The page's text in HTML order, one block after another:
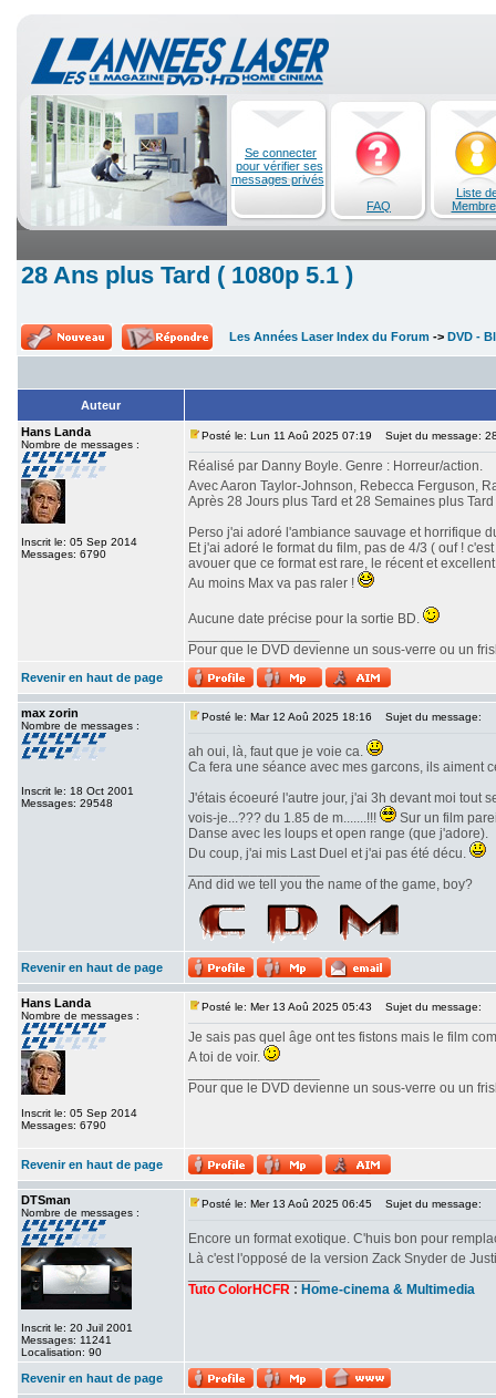
Se connecter
pour vérifier ses
messages privés
FAQ
Liste
28 Ans plus Tard ( 1080p 5.1 )
Les Années Laser Index du Forum -> DVD -
Auteur
Hans Landa
Nombre de messages :
Inscrit le: 05 Sep 2014
Messages: 6790
Posté le: Lun 11 Aoû 2025 07:19 Sujet du message:
Réalisé par Danny Boyle. Genre : Horreur/action.
Avec Aaron Taylor-Johnson, Rebecca Ferguson,
Après 28 Jours plus Tard et 28 Semaines plus
Perso j'ai adoré l'ambiance sauvage et horrifique
Et j'ai adoré le format du film, pas de 4/3 ( ouf !
avouer que ce format est rare, le récent et
Au moins Max va pas raler !
Aucune date précise pour la sortie BD.
Pour que le DVD devienne un sous-verre ou un
Revenir en haut de page
max zorin
Nombre de messages :
Inscrit le: 18 Oct 2001
Messages: 29548
Posté le: Mar 12 Aoû 2025 18:16 Sujet du message:
ah oui, là, faut que je voie ca.
Ca fera une séance avec mes garcons, ils aiment
J'étais écoeuré l'autre jour, j'ai 3h devant moi tout
vois-je...??? du 1.85 de m.......!!!
Sur un film
Danse avec les loups et open range (que j'adore).
Du coup, j'ai mis Last Duel et j'ai pas été décu.
And did we tell you the name of the game, boy?
Revenir en haut de page
Hans Landa
Nombre de messages :
Inscrit le: 05 Sep 2014
Messages: 6790
Posté le: Mer 13 Aoû 2025 05:43 Sujet du message:
Je sais pas quel âge ont tes fistons mais le film
A toi de voir.
Pour que le DVD devienne un sous-verre ou un
Revenir en haut de page
DTSman
Nombre de messages :
Inscrit le: 20 Juil 2001
Messages: 11241
Localisation: 90
Posté le: Mer 13 Aoû 2025 06:45 Sujet du message:
Encore un format exotique. C'huis bon pour
Là c'est l'opposé de la version Zack Snyder de
Tuto ColorHCFR : Home-cinema & Multimedia
Revenir en haut de page